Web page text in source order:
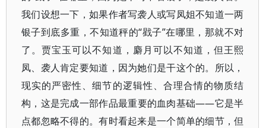
我们设想一下，如果作者写袭人或写凤姐不知道一两
银子到底多重，不知道秤的“戥子”在哪里，那就不对
了。贾宝玉可以不知道，麝月可以不知道，但王熙
凤、袭人肯定要知道，因为她们是干这个的。所以，
现实的严密性、细节的逻辑性、合理合情的物质结
构，这是完成一部作品最重要的血肉基础——它是半
点都忽略不得的。有时看起来是一个简单的细节，但